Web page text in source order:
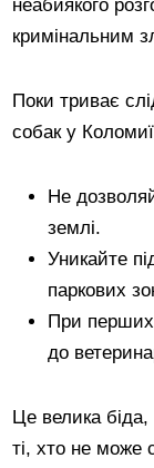
неабиякого
кримінальним
Поки триває
собак у
Не
землі.
Уникайте
паркових
При
до
Це велика біда,
ті, хто не може